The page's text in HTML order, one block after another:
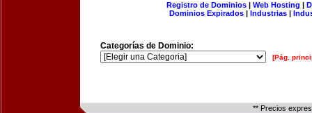
Registro de Dominios| Web Hosting |
Dominios Expirados | Industrias |
Categorías de Dominio:
[Pág.
** Precios